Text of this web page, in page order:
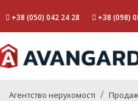
+38 (050) 042 24 28 +38 (098)
Агентство нерухомості Продаж